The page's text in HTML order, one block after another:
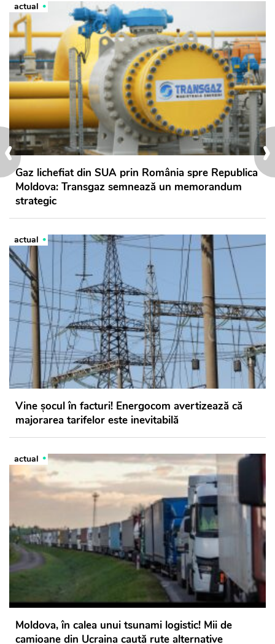
›
‹
actual
Gaz lichefiat din SUA prin România spre Republica
Moldova: Transgaz semnează un memorandum
strategic
actual
Vine șocul în facturi! Energocom avertizează că
majorarea tarifelor este inevitabilă
actual
Moldova, în calea unui tsunami logistic! Mii de
camioane din Ucraina caută rute alternative